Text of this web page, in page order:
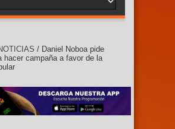
/ Daniel Noboa pide
hacer campaña a favor de la